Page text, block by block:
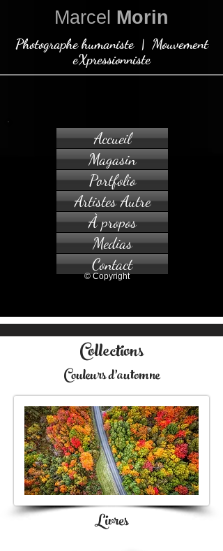
Marcel Morin
Photographe humaniste | Mouvement
eXpressionniste
Accueil
Magasin
Portfolio
Artistes Autre
À propos
Medias
Contact
© Copyright
Collections
Couleurs d'automne
Livres